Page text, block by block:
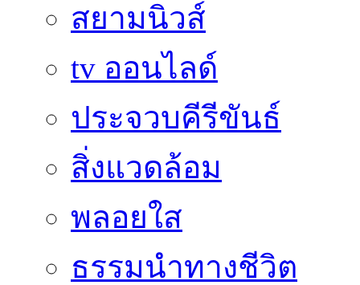
สยามนิวส์
tv ออนไลด์
ประจวบคีรีขันธ์
สิ่งแวดล้อม
พลอยใส
ธรรมนำทางชีวิต